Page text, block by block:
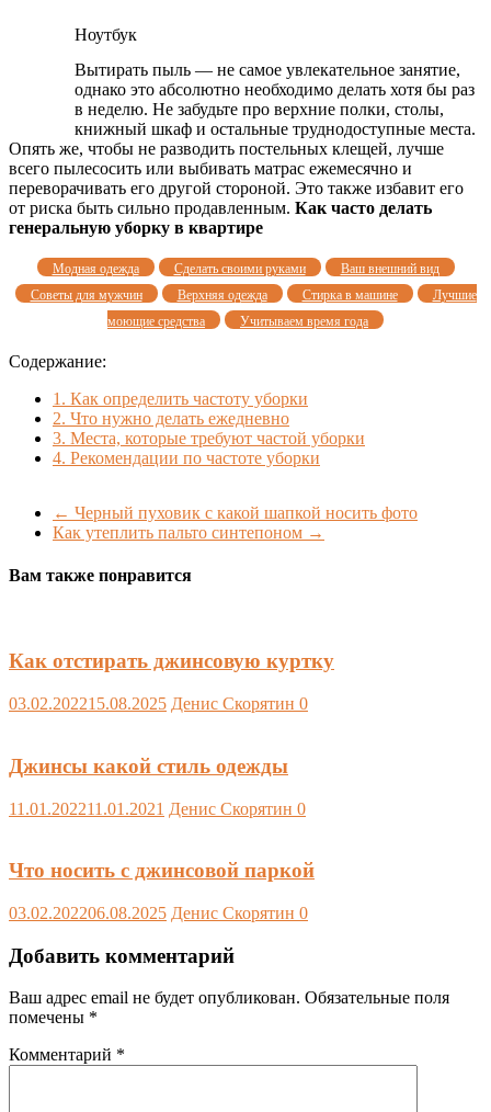
Ноутбук
Вытирать пыль — не самое увлекательное занятие,
однако это абсолютно необходимо делать хотя бы раз
в неделю. Не забудьте про верхние полки, столы,
книжный шкаф и остальные труднодоступные места.
Опять же, чтобы не разводить постельных клещей, лучше
всего пылесосить или выбивать матрас ежемесячно и
переворачивать его другой стороной. Это также избавит его
от риска быть сильно продавленным. Как часто делать
генеральную уборку в квартире
Модная одежда Сделать своими руками
Ваш внешний вид
Советы для мужчин
Верхняя одежда Стирка в машине
Лучшие
моющие средства
Учитываем время года
Содержание:
1. Как определить частоту уборки
2. Что нужно делать ежедневно
3. Места, которые требуют частой уборки
4. Рекомендации по частоте уборки
← Черный пуховик с какой шапкой носить фото
Как утеплить пальто синтепоном →
Вам также понравится
Как отстирать джинсовую куртку
03.02.202215.08.2025 Денис Скорятин 0
Джинсы какой стиль одежды
11.01.202211.01.2021 Денис Скорятин 0
Что носить с джинсовой паркой
03.02.202206.08.2025 Денис Скорятин 0
Добавить комментарий
Ваш адрес email не будет опубликован. Обязательные поля
помечены *
Комментарий *